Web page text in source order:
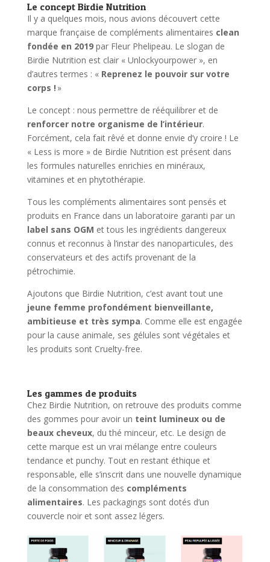
Le concept Birdie Nutrition
Il y a quelques mois, nous avions découvert cette
marque française de compléments alimentaires clean
fondée en 2019par Fleur Phelipeau. Le slogan de
Birdie Nutrition est clair « Unlockyourpower », en
d’autres termes : « Reprenez le pouvoir sur votre
corps ! »
Le concept : nous permettre de rééquilibrer et de
renforcer notre organisme de l’intérieur.
Forcément, cela fait rêvé et donne envie d’y croire ! Le
« Less is more » de Birdie Nutrition est présent dans
les formules naturelles enrichies en minéraux,
vitamines et en phytothérapie.
Tous les compléments alimentaires sont pensés et
produits en France dans un laboratoire garanti par un
label sans OGM et tous les ingrédients dangereux
connus et reconnus à l’instar des nanoparticules, des
conservateurs et des actifs provenant de la
pétrochimie.
Ajoutons que Birdie Nutrition, c’est avant tout une
jeune femme profondément bienveillante,
ambitieuse et très sympa. Comme elle est engagée
pour la cause animale, ses gélules sont végétales et
les produits sont Cruelty-free.
Les gammes de produits
Chez Birdie Nutrition, on retrouve des produits comme
des gommes pour avoir un teint lumineux ou de
beaux cheveux, du thé minceur, etc. Le design de
cette marque est un vrai mélange entre couleurs
tendance et punchy. Tout en restant éthique et
responsable, elle s’inscrit dans une nouvelle dynamique
de la consommation des compléments
alimentaires. Les packagings sont dotés d’un
couvercle noir et sont assez légers.